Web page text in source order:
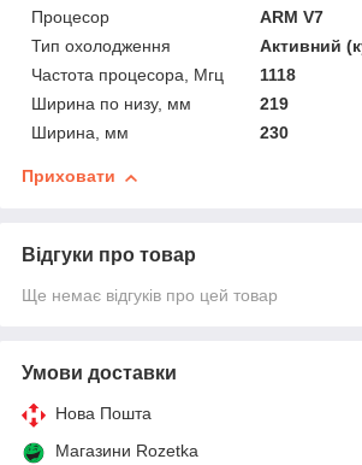
Процесор
ARM V7
Тип охолодження
Активний
Частота процесора, Мгц
1118
Ширина по низу, мм
219
Ширина, мм
230
Приховати
Відгуки про товар
Ще немає відгуків про цей товар
Умови доставки
Нова Пошта
Магазини Rozetka